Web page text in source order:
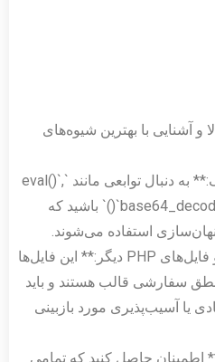
و آشنایی با بهترین شیوه‌های
* **جستجو برای توابع مشکوک:** به دنبال توابعی مانند `eval()`,
`base64_decode()`, `gzinflate()`, `str_rot13()` باشید که
استفاده می‌شوند.
* **بررسی `functions.php` و فایل‌های PHP دیگر:** این فایل‌ها
سفارشی قالب هستند و باید
یا آسیب‌پذیری مورد بازبینی
اطمینان حاصل کنید که تمامی